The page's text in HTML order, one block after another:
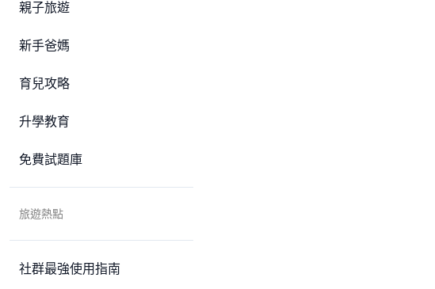
親子旅遊
新手爸媽
育兒攻略
升學教育
免費試題庫
旅遊熱點
社群最強使用指南